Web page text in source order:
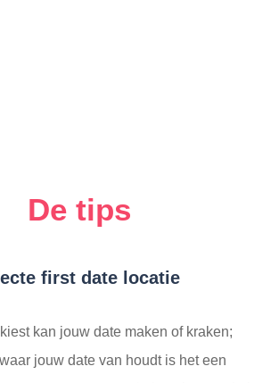
De tips
first date locatie
kan jouw date maken of kraken;
jouw date van houdt is het een